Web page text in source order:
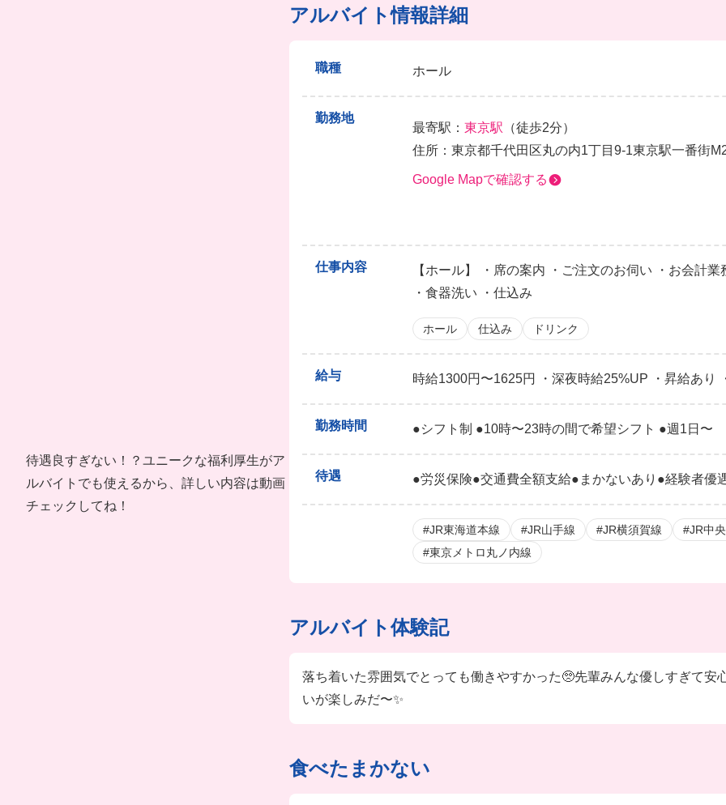
待遇良すぎない！？ユニークな福利厚生がア
ルバイトでも使えるから、詳しい内容は動画
チェックしてね！
アルバイト情報詳細
職種 ホール
勤務地
最寄駅： 東京駅 （徒歩2分）
住所：東京都千代田区丸の内1丁目9-1東京駅一番街
Google Mapで確認する
仕事内容
【ホール】 ・席の案内 ・ご注文のお伺い ・お会計
・食器洗い ・仕込み
ホール 仕込み ドリンク
給与 時給1300円〜1625円 ・深夜時給25%UP ・昇給あり
勤務時間 ●シフト制 ●10時〜23時の間で希望シフト ●週1日〜
待遇 ●労災保険●交通費全額支給●まかないあり●経験者優
#JR東海道本線 #JR山手線 #JR横須賀線
#JR中
#東京メトロ丸ノ内線
アルバイト体験記
落ち着いた雰囲気でとっても働きやすかった🥺先輩みんな優しすぎて
いが楽しみだ〜✨
食べたまかない